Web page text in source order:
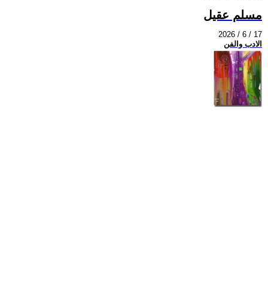
مسلم عقيل
2026 / 6 / 17
الادب والفن